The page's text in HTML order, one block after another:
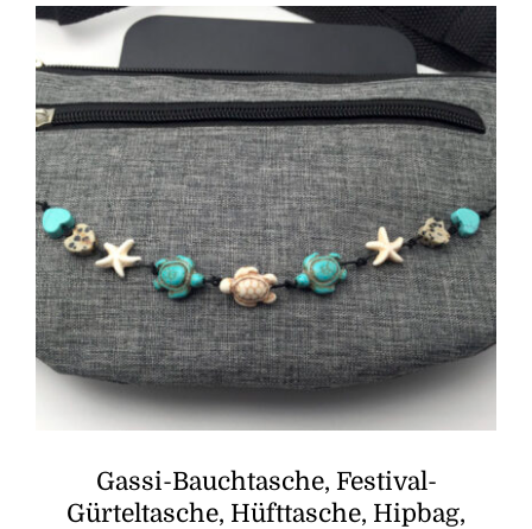
Gassi-Bauchtasche, Festival-
Gürteltasche, Hüfttasche, Hipbag,